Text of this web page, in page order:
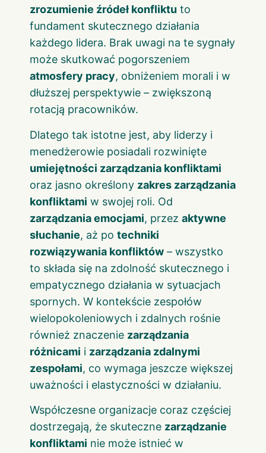
zrozumienie źródeł konfliktu to
fundament skutecznego działania
każdego lidera. Brak uwagi na te sygnały
może skutkować pogorszeniem
atmosfery pracy, obniżeniem morali i w
dłuższej perspektywie – zwiększoną
rotacją pracowników.
Dlatego tak istotne jest, aby liderzy i
menedżerowie posiadali rozwinięte
umiejętności zarządzania konfliktami
oraz jasno określony zakres zarządzania
konfliktami w swojej roli. Od
zarządzania emocjami, przez aktywne
słuchanie, aż po techniki
rozwiązywania konfliktów – wszystko
to składa się na zdolność skutecznego i
empatycznego działania w sytuacjach
spornych. W kontekście zespołów
wielopokoleniowych i zdalnych rośnie
również znaczenie zarządzania
różnicami i zarządzania zdalnymi
zespołami, co wymaga jeszcze większej
uważności i elastyczności w działaniu.
Współczesne organizacje coraz częściej
dostrzegają, że skuteczne zarządzanie
konfliktami nie może istnieć w